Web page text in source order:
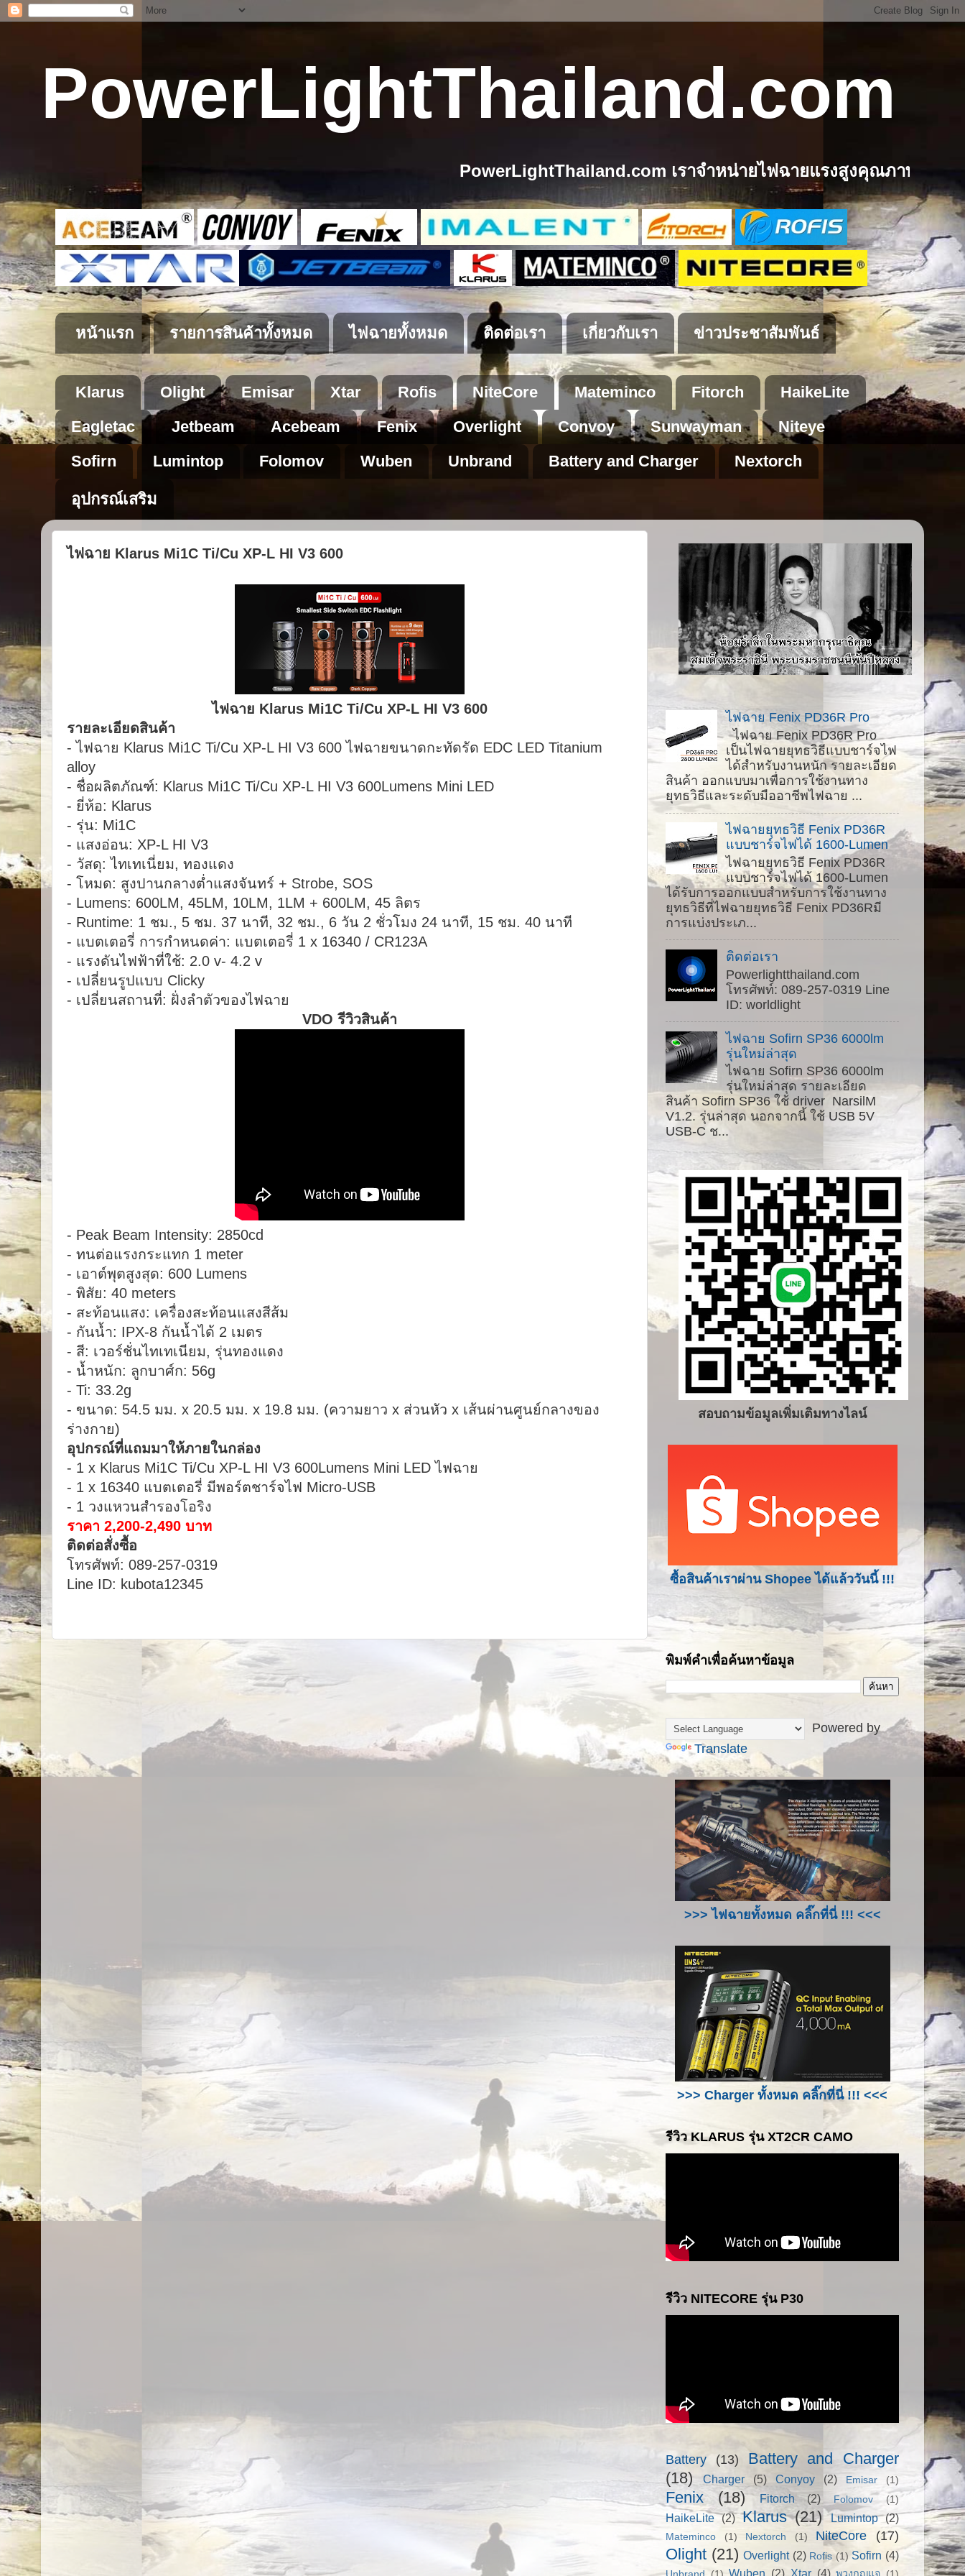
PowerLightThailand.com
PowerLightThailand.com เราจำหน่ายไฟฉายแรงสูงคุณภาพดี แบรนด์ชั้นนำจา
หน้าแรก รายการสินค้าทั้งหมด ไฟฉายทั้งหมด ติดต่อเรา เกี่ยวกับเรา ข่าวประชาสัมพันธ์
Klarus Olight Emisar Xtar Rofis NiteCore Mateminco Fitorch
HaikeLite
Eagletac
Jetbeam Acebeam Fenix Overlight Convoy Sunwayman
Niteye
Sofirn
Lumintop Folomov Wuben Unbrand Battery and Charger Nextorch
อุปกรณ์เสริม
ไฟฉาย Klarus Mi1C Ti/Cu XP-L HI V3 600
ไฟฉาย Klarus Mi1C Ti/Cu XP-L HI V3 600
รายละเอียดสินค้า
- ไฟฉาย Klarus Mi1C Ti/Cu XP-L HI V3 600 ไฟฉายขนาดกะทัดรัด EDC LED Titanium
alloy
- ชื่อผลิตภัณฑ์: Klarus Mi1C Ti/Cu XP-L HI V3 600Lumens Mini LED
- ยี่ห้อ: Klarus
- รุ่น: Mi1C
- แสงอ่อน: XP-L HI V3
- วัสดุ: ไทเทเนี่ยม, ทองแดง
- โหมด: สูงปานกลางต่ำแสงจันทร์ + Strobe, SOS
- Lumens: 600LM, 45LM, 10LM, 1LM + 600LM, 45 ลิตร
- Runtime: 1 ชม., 5 ชม. 37 นาที, 32 ชม., 6 วัน 2 ชั่วโมง 24 นาที, 15 ชม. 40 นาที
- แบตเตอรี่ การกำหนดค่า: แบตเตอรี่ 1 x 16340 / CR123A
- แรงดันไฟฟ้าที่ใช้: 2.0 v- 4.2 v
- เปลี่ยนรูปแบบ Clicky
- เปลี่ยนสถานที่: ฝั่งลำตัวของไฟฉาย
VDO รีวิวสินค้า
- Peak Beam Intensity: 2850cd
- ทนต่อแรงกระแทก 1 meter
- เอาต์พุตสูงสุด: 600 Lumens
- พิสัย: 40 meters
- สะท้อนแสง: เครื่องสะท้อนแสงสีส้ม
- กันน้ำ: IPX-8 กันน้ำได้ 2 เมตร
- สี: เวอร์ชั่นไทเทเนียม, รุ่นทองแดง
- น้ำหนัก: ลูกบาศ์ก: 56g
- Ti: 33.2g
- ขนาด: 54.5 มม. x 20.5 มม. x 19.8 มม. (ความยาว x ส่วนหัว x เส้นผ่านศูนย์กลางของ
ร่างกาย)
อุปกรณ์ที่แถมมาให้ภายในกล่อง
- 1 x Klarus Mi1C Ti/Cu XP-L HI V3 600Lumens Mini LED ไฟฉาย
- 1 x 16340 แบตเตอรี่ มีพอร์ตชาร์จไฟ Micro-USB
- 1 วงแหวนสำรองโอริง
ราคา 2,200-2,490 บาท
ติดต่อสั่งซื้อ
โทรศัพท์: 089-257-0319
Line ID: kubota12345
ไฟฉาย Fenix PD36R Pro
ไฟฉาย Fenix PD36R Pro
เป็นไฟฉายยุทธวิธีแบบชาร์จไฟ
ได้สำหรับงานหนัก รายละเอียด
สินค้า ออกแบบมาเพื่อการใช้งานทาง
ยุทธวิธีและระดับมืออาชีพไฟฉาย ...
ไฟฉายยุทธวิธี Fenix ​​PD36R
แบบชาร์จไฟได้ 1600-Lumen
ไฟฉายยุทธวิธี Fenix ​​PD36R
แบบชาร์จไฟได้ 1600-Lumen
ได้รับการออกแบบสำหรับการใช้งานทาง
ยุทธวิธีที่ไฟฉายยุทธวิธี Fenix PD36Rมี
การแบ่งประเภ...
ติดต่อเรา
Powerlightthailand.com
โทรศัพท์: 089-257-0319 Line
ID: worldlight
ไฟฉาย Sofirn SP36 6000lm
รุ่นใหม่ล่าสุด
ไฟฉาย Sofirn SP36 6000lm
รุ่นใหม่ล่าสุด รายละเอียด
สินค้า Sofirn SP36 ใช้ driver NarsilM
V1.2. รุ่นล่าสุด นอกจากนี้ ใช้ USB 5V
USB-C ช...
สอบถามข้อมูลเพิ่มเติมทางไลน์
ซื้อสินค้าเราผ่าน Shopee ได้แล้ววันนี้ !!!
พิมพ์คำเพื่อค้นหาข้อมูล
Powered by
Translate
>>> ไฟฉายทั้งหมด คลิ๊กที่นี่ !!! <<<
>>> Charger ทั้งหมด คลิ๊กที่นี่ !!! <<<
รีวิว KLARUS รุ่น XT2CR CAMO
รีวิว NITECORE รุ่น P30
Battery (13)
Battery and Charger
(18)
Charger (5) Conyoy (2) Emisar (1)
Fenix (18) Fitorch (2) Folomov (1)
HaikeLite (2) Klarus (21) Lumintop (2)
Mateminco (1) Nextorch (1) NiteCore (17)
Olight (21) Overlight (2) Rofis (1) Sofirn (4)
Wuben (2) Xtar (4)